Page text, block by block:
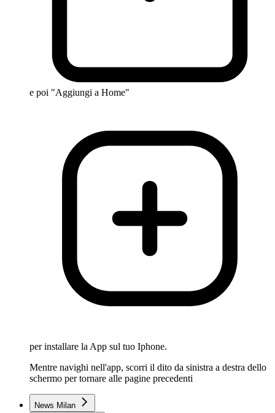
e poi "Aggiungi a Home"
per installare la App sul tuo Iphone.
Mentre navighi nell'app, scorri il dito da sinistra a destra dello
schermo per tornare alle pagine precedenti
News Milan